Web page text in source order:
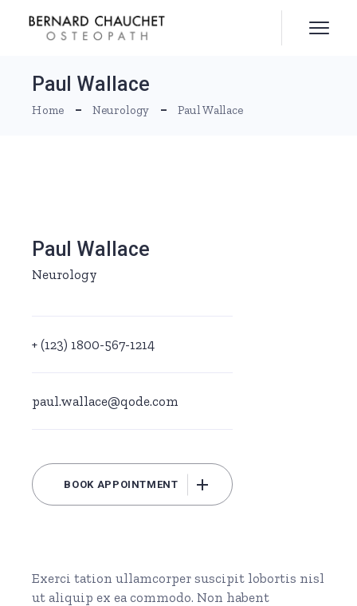
Paul Wallace
Home Neurology Paul Wallace
Paul Wallace
Neurology
+ (123) 1800-567-1214
paul.wallace@qode.com
BOOK APPOINTMENT
Exerci tation ullamcorper suscipit lobortis nisl
ut aliquip ex ea commodo. Non habent